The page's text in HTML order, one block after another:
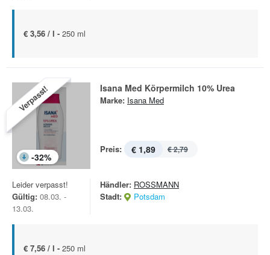
€ 3,56 / l - 250 ml
Verpasst!
-32%
Isana Med Körpermilch 10% Urea
Marke: Isana Med
Preis: € 1,89 € 2,79
Leider verpasst!
Gültig: 08.03. -
13.03.
Händler: ROSSMANN
Stadt:
Potsdam
€ 7,56 / l - 250 ml